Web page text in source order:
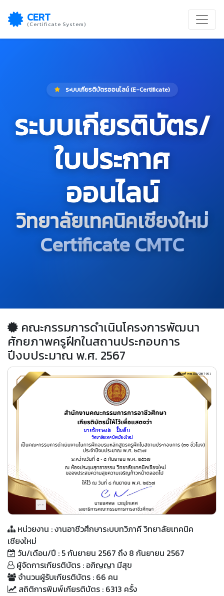
CERT
(Certificate System)
ระบบเกียรติบัตรออนไลน์ (E-Certificate)
ระบบเกียรติบัตร/
ใบประกาศ
ออนไลน์
วิทยาลัยเทคนิคเชียงใหม่
Certificate CMTC
คณะกรรมการดำเนินโครงการพัฒนา
ศักยภาพครูฝึกในสถานประกอบการ
ปีงบประมาณ พ.ศ. 2567
เลขที่ วทชม.555/2567-001
นายวัชรพงศ์  	ฝั้นติ๊บ
วิทยาลัยเทคนิคเชียงใหม่
QR Code
หน่วยงาน : งานอาชีวศึกษาระบบทวิภาคี วิทยาลัยเทคนิค
เชียงใหม่
วัน/เดือน/ปี : 5 กันยายน 2567 ถึง 8 กันยายน 2567
ผู้จัดการเกียรติบัตร : อภิญญา มีสุข
จำนวนผู้รับเกียรติบัตร : 66 คน
สถิติการพิมพ์เกียรติบัตร : 6313 ครั้ง